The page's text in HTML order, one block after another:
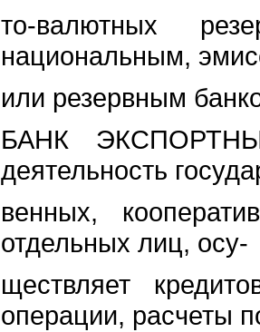
то-валютных
национальным,
или резервным
БАНК
деятельность
венных,
отдельных лиц, осу-
ществляет
операции, расчеты